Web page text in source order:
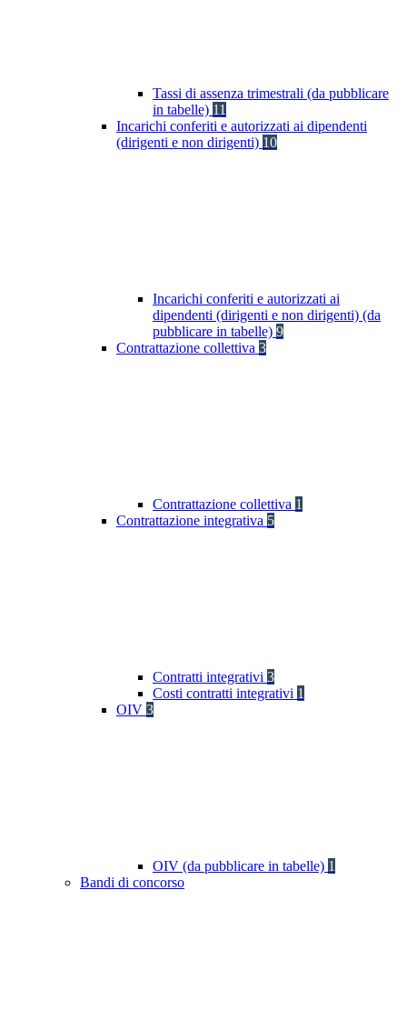
Tassi di assenza trimestrali (da pubblicare
in tabelle) 11
Incarichi conferiti e autorizzati ai dipendenti
(dirigenti e non dirigenti) 10
Incarichi conferiti e autorizzati ai
dipendenti (dirigenti e non dirigenti) (da
pubblicare in tabelle) 9
Contrattazione collettiva 3
Contrattazione collettiva 1
Contrattazione integrativa 5
Contratti integrativi 3
Costi contratti integrativi 1
OIV 3
OIV (da pubblicare in tabelle) 1
Bandi di concorso